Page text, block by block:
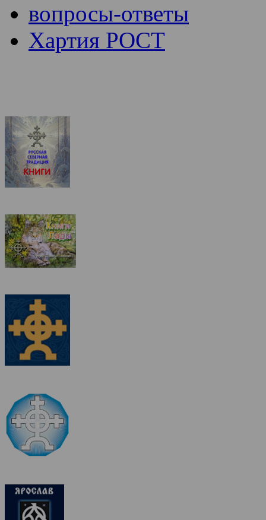
вопросы-ответы
Хартия РОСТ